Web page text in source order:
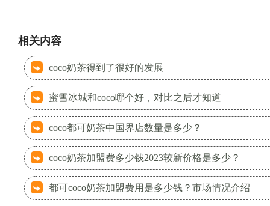
相关内容
coco奶茶得到了很好的发展
蜜雪冰城和coco哪个好，对比之后才知道
coco都可奶茶中国界店数量是多少？
coco奶茶加盟费多少钱2023较新价格是多少？
都可coco奶茶加盟费用是多少钱？市场情况介绍